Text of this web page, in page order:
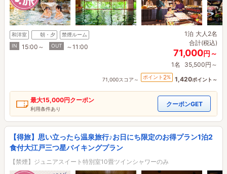
和洋室 朝・夕
禁煙ルーム
IN
15:00～ OUT ～11:00
1泊 大人2名
合計(税込)
71,000円～
1名 35,500円～
71,000スコア～ ポイント 2% 1,420ポイント～
最大15,000円クーポン
利用条件あり
クーポンGET
【得旅】思い立ったら温泉旅行♪お日にち限定のお得プラン1泊2
食付大江戸三つ星バイキングプラン
【禁煙】ジュニアスイート特別室10畳ツインシャワーのみ